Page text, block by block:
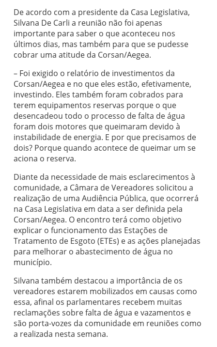
De acordo com a presidente da Casa Legislativa,
Silvana De Carli a reunião não foi apenas
importante para saber o que aconteceu nos
últimos dias, mas também para que se pudesse
cobrar uma atitude da Corsan/Aegea.
– Foi exigido o relatório de investimentos da
Corsan/Aegea e no que eles estão, efetivamente,
investindo. Eles também foram cobrados para
terem equipamentos reservas porque o que
desencadeou todo o processo de falta de água
foram dois motores que queimaram devido à
instabilidade de energia. E por que precisamos de
dois? Porque quando acontece de queimar um se
aciona o reserva.
Diante da necessidade de mais esclarecimentos à
comunidade, a Câmara de Vereadores solicitou a
realização de uma Audiência Pública, que ocorrerá
na Casa Legislativa em data a ser definida pela
Corsan/Aegea. O encontro terá como objetivo
explicar o funcionamento das Estações de
Tratamento de Esgoto (ETEs) e as ações planejadas
para melhorar o abastecimento de água no
município.
Silvana também destacou a importância de os
vereadores estarem mobilizados em causas como
essa, afinal os parlamentares recebem muitas
reclamações sobre falta de água e vazamentos e
são porta-vozes da comunidade em reuniões como
a realizada nesta semana.